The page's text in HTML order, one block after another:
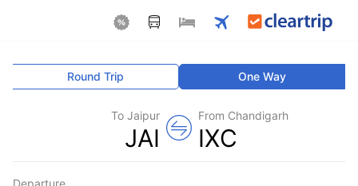
One Way
Round Trip
From Chandigarh
IXC
To Jaipur
JAI
Departure